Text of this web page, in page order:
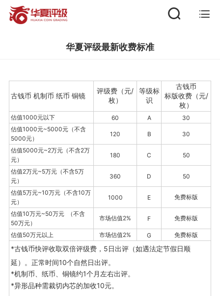
新闻动态
评级代理
纲目查询
帮助中心
个人中心
返回华夏古泉拍卖
华夏评级最新收费标准
古钱币 机制币 纸币 铜镜
评级费 （元/
枚）
等级标
识
古钱币
标版收费（元/
枚）
估值1000元以下 60 A
30
估值1000元~5000元（不含
5000元）
120 B 30
估值5000元~2万元（不含2万
元）
180 C 50
估值2万元~5万元（不含5万
元）
360 D 50
估值5万元~10万元（不含10万
元）
1000 E 免费标版
估值10万元~50万元 （不含
50万元）
市场估值2% F 免费标版
估值50万元以上 市场估值2% G 免费标版
*古钱币快评收取双倍评级费，5日出评（如遇法定节假日顺
延） 。正常时间10个自然日出评。
*机制币、纸币、铜镜约1个月左右出评。
*异形品种需裁切内芯的加收10元。